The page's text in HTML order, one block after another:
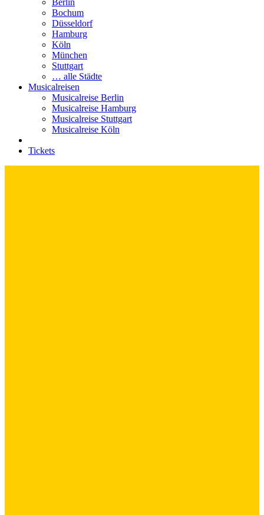
Berlin
Bochum
Düsseldorf
Hamburg
Köln
München
Stuttgart
… alle Städte
Musicalreisen
Musicalreise Berlin
Musicalreise Hamburg
Musicalreise Stuttgart
Musicalreise Köln
Tickets